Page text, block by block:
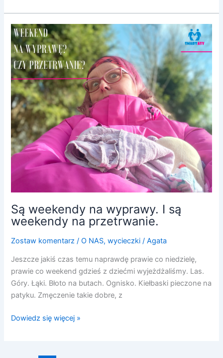
Są weekendy na wyprawy. I są
weekendy na przetrwanie.
Zostaw komentarz /O NAS,wycieczki /Agata
Jeszcze jakiś czas temu naprawdę prawie co niedzielę,
prawie co weekend gdzieś z dziećmi wyjeżdżaliśmy. Las.
Góry. Łąki. Błoto na butach. Ognisko. Kiełbaski pieczone na
patyku. Zmęczenie takie dobre, z
Są
weekendy
na
wyprawy.
I
są
weekendy
na
przetrwanie.
Dowiedz się więcej »